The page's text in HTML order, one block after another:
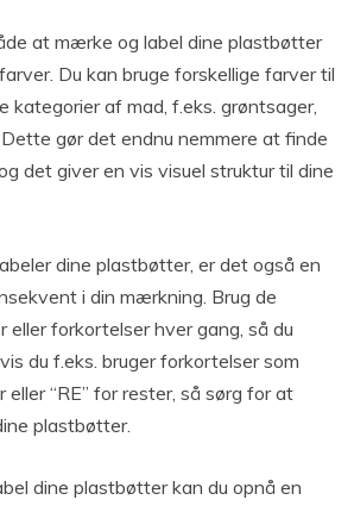
at mærke og label dine plastbøtter
Du kan bruge forskellige farver til
kategorier af mad, f.eks. grøntsager,
gør det endnu nemmere at finde
det giver en vis visuel struktur til dine
dine plastbøtter, er det også en
i din mærkning. Brug de
eller forkortelser hver gang, så du
du f.eks. bruger forkortelser som
eller “RE” for rester, så sørg for at
plastbøtter.
dine plastbøtter kan du opnå en